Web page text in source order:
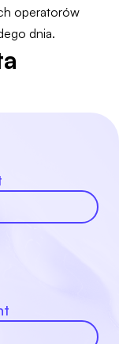
operatorów
dnia.